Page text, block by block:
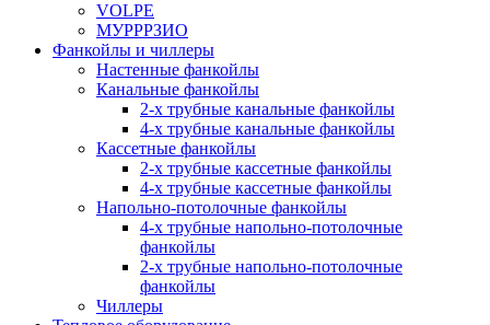
VOLPE
МУРРРЗИО
Фанкойлы и чиллеры
Настенные фанкойлы
Канальные фанкойлы
2-х трубные канальные фанкойлы
4-х трубные канальные фанкойлы
Кассетные фанкойлы
2-х трубные кассетные фанкойлы
4-х трубные кассетные фанкойлы
Напольно-потолочные фанкойлы
4-х трубные напольно-потолочные
фанкойлы
2-х трубные напольно-потолочные
фанкойлы
Чиллеры